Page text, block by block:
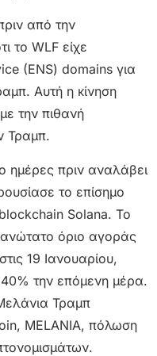
από την
το WLF είχε
(ENS) domains για
Αυτή η κίνηση
την πιθανή
Τραμπ.
ημέρες πριν αναλάβει
το επίσημο
blockchain Solana. Το
ανώτατο όριο αγοράς
19 Ιανουαρίου,
την επόμενη μέρα.
Τραμπ
MELANIA, πόλωση